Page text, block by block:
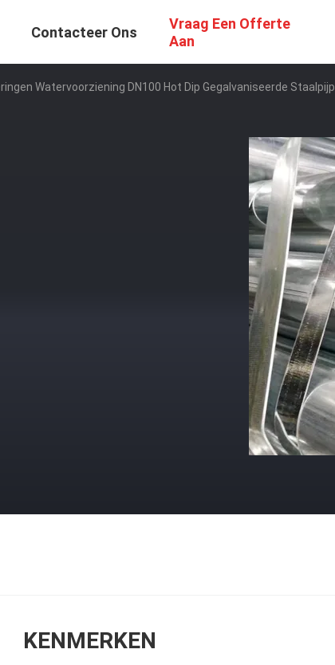
Contacteer Ons
Vraag Een Offerte
Aan
Watervoorziening DN100 Hot Dip Gegalvaniseerde Staalpijp
KENMERKEN